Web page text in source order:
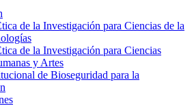
de la Investigación para Ciencias de la
de la Investigación para Ciencias
y Artes
de Bioseguridad para la